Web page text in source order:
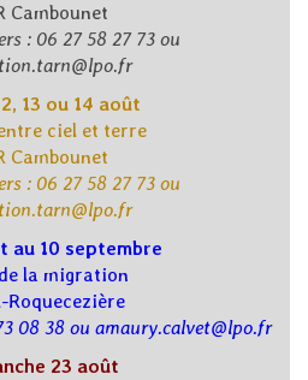
Cambounet
: 06 27 58 27 73 ou
13 ou 14 août
ciel et terre
Cambounet
: 06 27 58 27 73 ou
au 10 septembre
la migration
Roquecezière
08 38 ou amaury.calvet@lpo.fr
23 août